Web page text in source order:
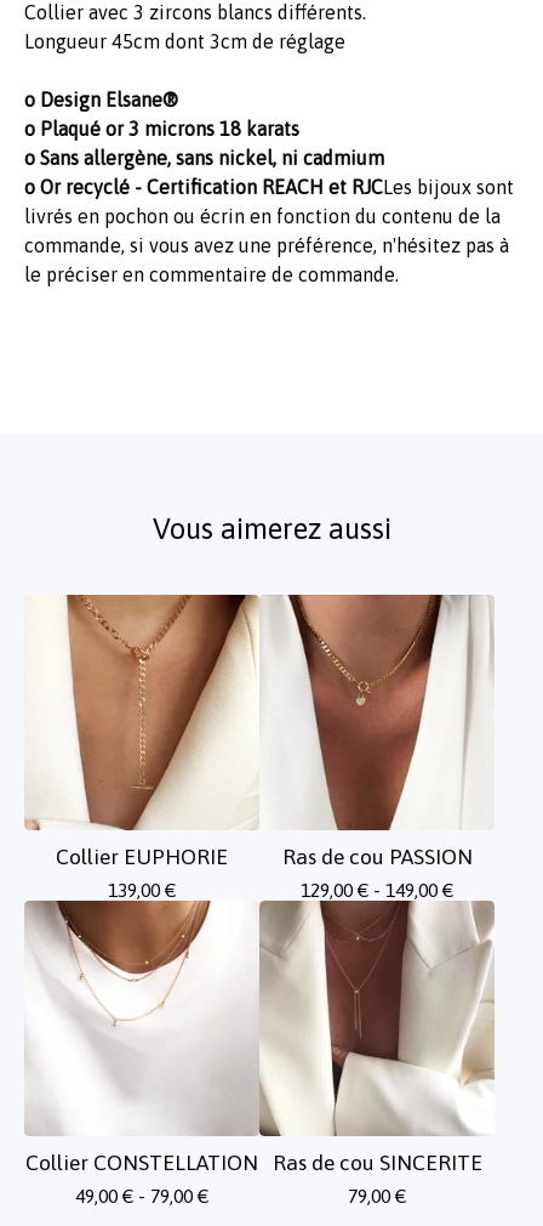
Collier avec 3 zircons blancs différents.
Longueur 45cm dont 3cm de réglage
o Design Elsane®
o Plaqué or 3 microns 18 karats
o Sans allergène, sans nickel, ni cadmium
o Or recyclé - Certification REACH et RJCLes bijoux sont
livrés en pochon ou écrin en fonction du contenu de la
commande, si vous avez une préférence, n'hésitez pas à
le préciser en commentaire de commande.
Vous aimerez aussi
Collier EUPHORIE
139,00 €
Ras de cou PASSION
129,00 € - 149,00 €
Collier CONSTELLATION
49,00 € - 79,00 €
Ras de cou SINCERITE
79,00 €